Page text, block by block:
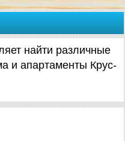
найти различные
и апартаменты Крус-